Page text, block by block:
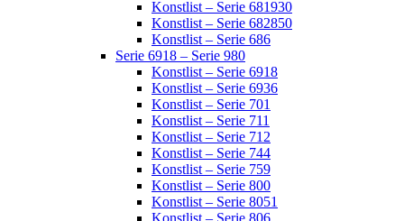
Konstlist – Serie 681930
Konstlist – Serie 682850
Konstlist – Serie 686
Serie 6918 – Serie 980
Konstlist – Serie 6918
Konstlist – Serie 6936
Konstlist – Serie 701
Konstlist – Serie 711
Konstlist – Serie 712
Konstlist – Serie 744
Konstlist – Serie 759
Konstlist – Serie 800
Konstlist – Serie 8051
Konstlist – Serie 806